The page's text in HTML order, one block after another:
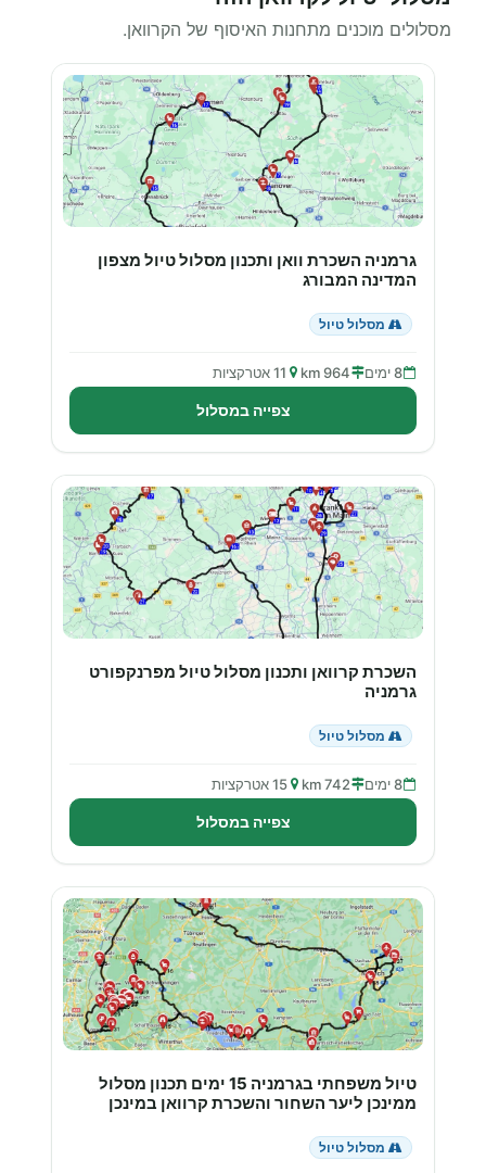
מסלולים מוכנים מתחנות האיסוף של הקרוואן.
גרמניה השכרת וואן ותכנון מסלול טיול מצפון
המדינה המבורג
מסלול טיול
8 ימים 964 km 11 אטרקציות
צפייה במסלול
השכרת קרוואן ותכנון מסלול טיול מפרנקפורט
גרמניה
מסלול טיול
8 ימים 742 km 15 אטרקציות
צפייה במסלול
טיול משפחתי בגרמניה 15 ימים תכנון מסלול
ממינכן ליער השחור והשכרת קרוואן במינכן
מסלול טיול